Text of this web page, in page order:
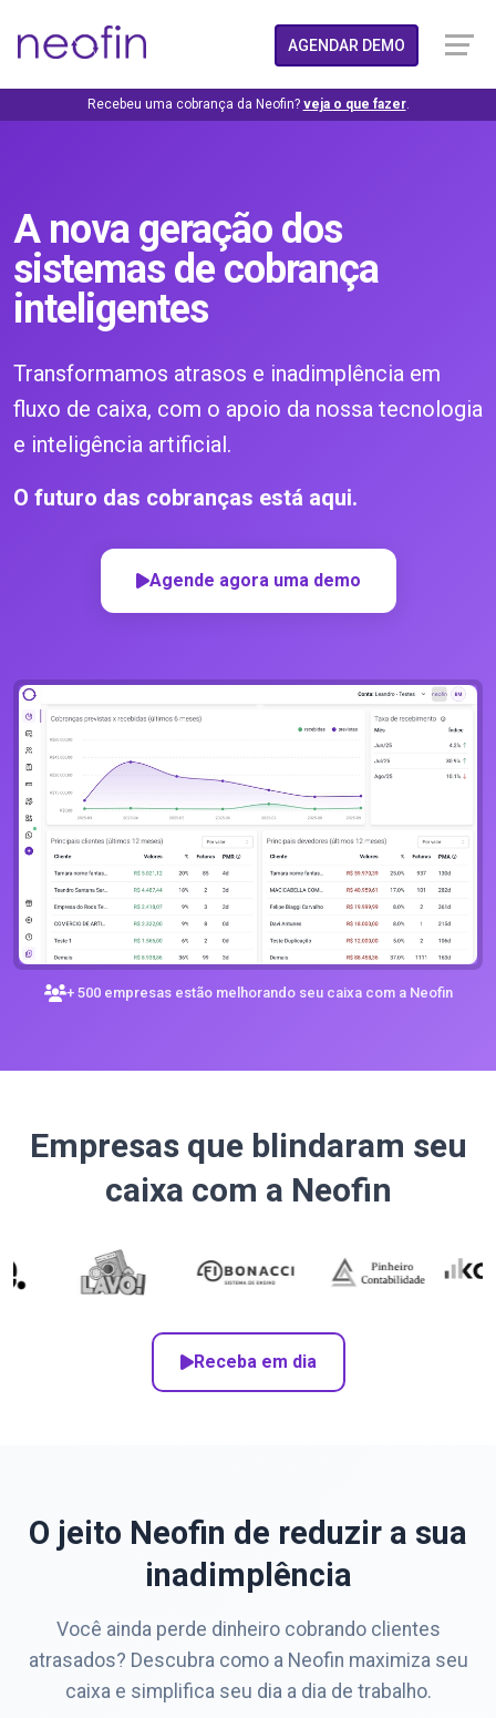
AGENDAR DEMO
Recebeu uma cobrança da Neofin? veja o que fazer.
A nova geração dos
sistemas de cobrança
inteligentes
Transformamos atrasos e inadimplência em
fluxo de caixa, com o apoio da nossa tecnologia
e inteligência artificial.
O futuro das cobranças está aqui.
Agende agora uma demo
+ 500 empresas estão melhorando seu caixa com a Neofin
Empresas que blindaram seu
caixa com a Neofin
Receba em dia
O jeito Neofin de reduzir a sua
inadimplência
Você ainda perde dinheiro cobrando clientes
atrasados? Descubra como a Neofin maximiza seu
caixa e simplifica seu dia a dia de trabalho.